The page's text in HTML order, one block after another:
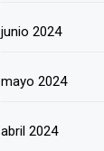
junio 2024
mayo 2024
abril 2024